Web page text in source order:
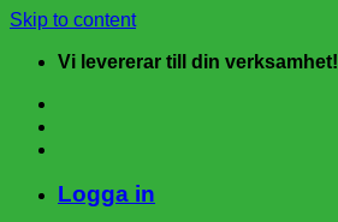
Skip to content
Vi levererar till din verksamhet!
Logga in